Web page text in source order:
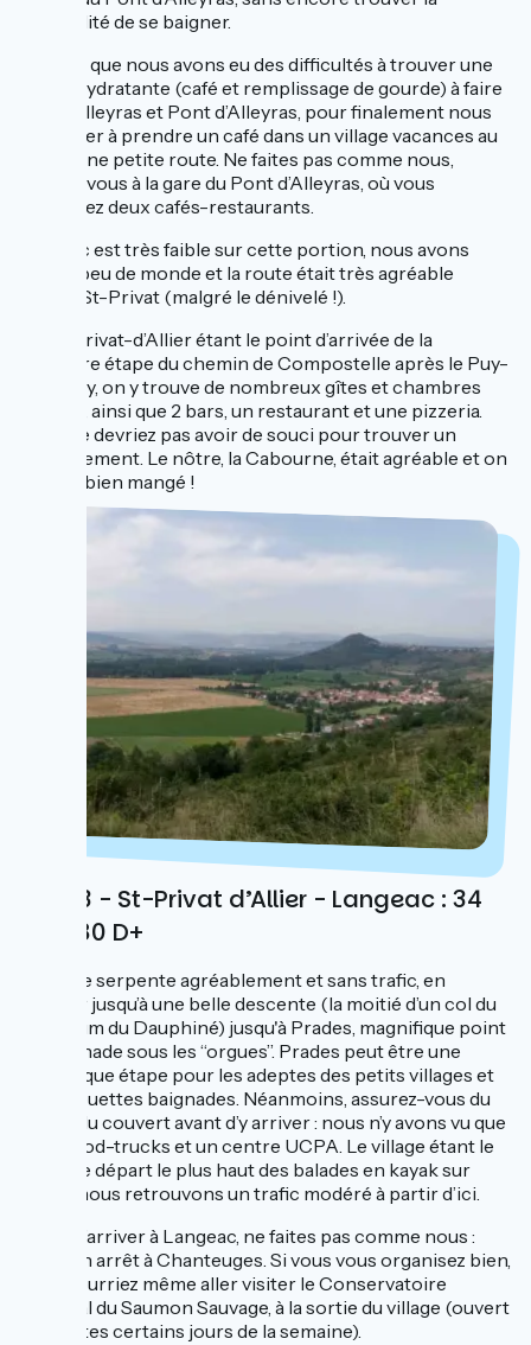
possibilité de se baigner.
À noter que nous avons eu des difficultés à trouver une
pause hydratante (café et remplissage de gourde) à faire
entre Alleyras et Pont d’Alleyras, pour finalement nous
retrouver à prendre un café dans un village vacances au
fond d’une petite route. Ne faites pas comme nous,
rendez-vous à la gare du Pont d’Alleyras, où vous
trouverez deux cafés-restaurants.
Le trafic est très faible sur cette portion, nous avons
croisé peu de monde et la route était très agréable
jusqu'à St-Privat (malgré le dénivelé !).
Saint-Privat-d’Allier étant le point d’arrivée de la
première étape du chemin de Compostelle après le Puy-
en-Velay, on y trouve de nombreux gîtes et chambres
d’hôtes, ainsi que 2 bars, un restaurant et une pizzeria.
Vous ne devriez pas avoir de souci pour trouver un
hébergement. Le nôtre, la Cabourne, était agréable et on
y a très bien mangé !
Jour 3 - St-Privat d’Allier - Langeac : 34
km 280 D+
La route serpente agréablement et sans trafic, en
hauteur jusqu’à une belle descente (la moitié d’un col du
Criterium du Dauphiné) jusqu'à Prades, magnifique point
de baignade sous les “orgues”. Prades peut être une
magnifique étape pour les adeptes des petits villages et
des chouettes baignades. Néanmoins, assurez-vous du
gîte et du couvert avant d’y arriver : nous n’y avons vu que
deux food-trucks et un centre UCPA. Le village étant le
point de départ le plus haut des balades en kayak sur
l’Allier, nous retrouvons un trafic modéré à partir d’ici.
Avant d’arriver à Langeac, ne faites pas comme nous :
faites un arrêt à Chanteuges. Si vous vous organisez bien,
vous pourriez même aller visiter le Conservatoire
National du Saumon Sauvage, à la sortie du village (ouvert
aux visites certains jours de la semaine).